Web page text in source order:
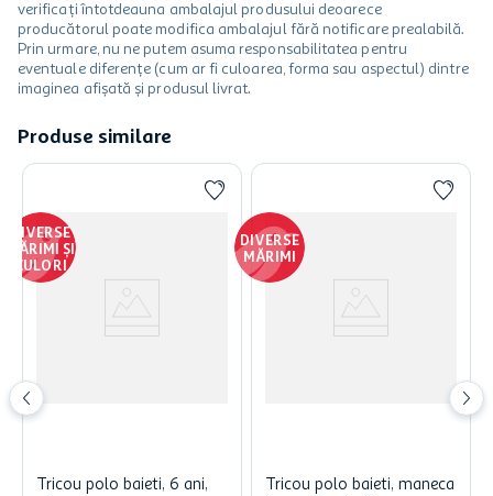
verificați întotdeauna ambalajul produsului deoarece
producătorul poate modifica ambalajul fără notificare prealabilă.
Prin urmare, nu ne putem asuma responsabilitatea pentru
eventuale diferențe (cum ar fi culoarea, forma sau aspectul) dintre
imaginea afișată și produsul livrat.
Produse similare
DIVERSE
MĂRIMI ȘI
CULORI
Tricou polo baieti, 6 ani,
DIVERSE
MĂRIMI
Tricou polo baieti, maneca